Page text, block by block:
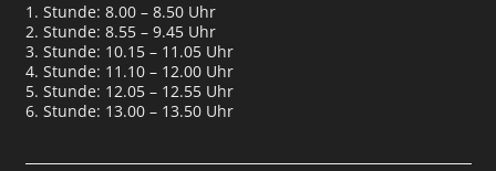
1. Stunde: 8.00 – 8.50 Uhr
2. Stunde: 8.55 – 9.45 Uhr
3. Stunde: 10.15 – 11.05 Uhr
4. Stunde: 11.10 – 12.00 Uhr
5. Stunde: 12.05 – 12.55 Uhr
6. Stunde: 13.00 – 13.50 Uhr